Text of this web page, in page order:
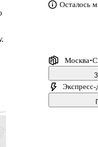
Осталось
Москва
Экспресс-